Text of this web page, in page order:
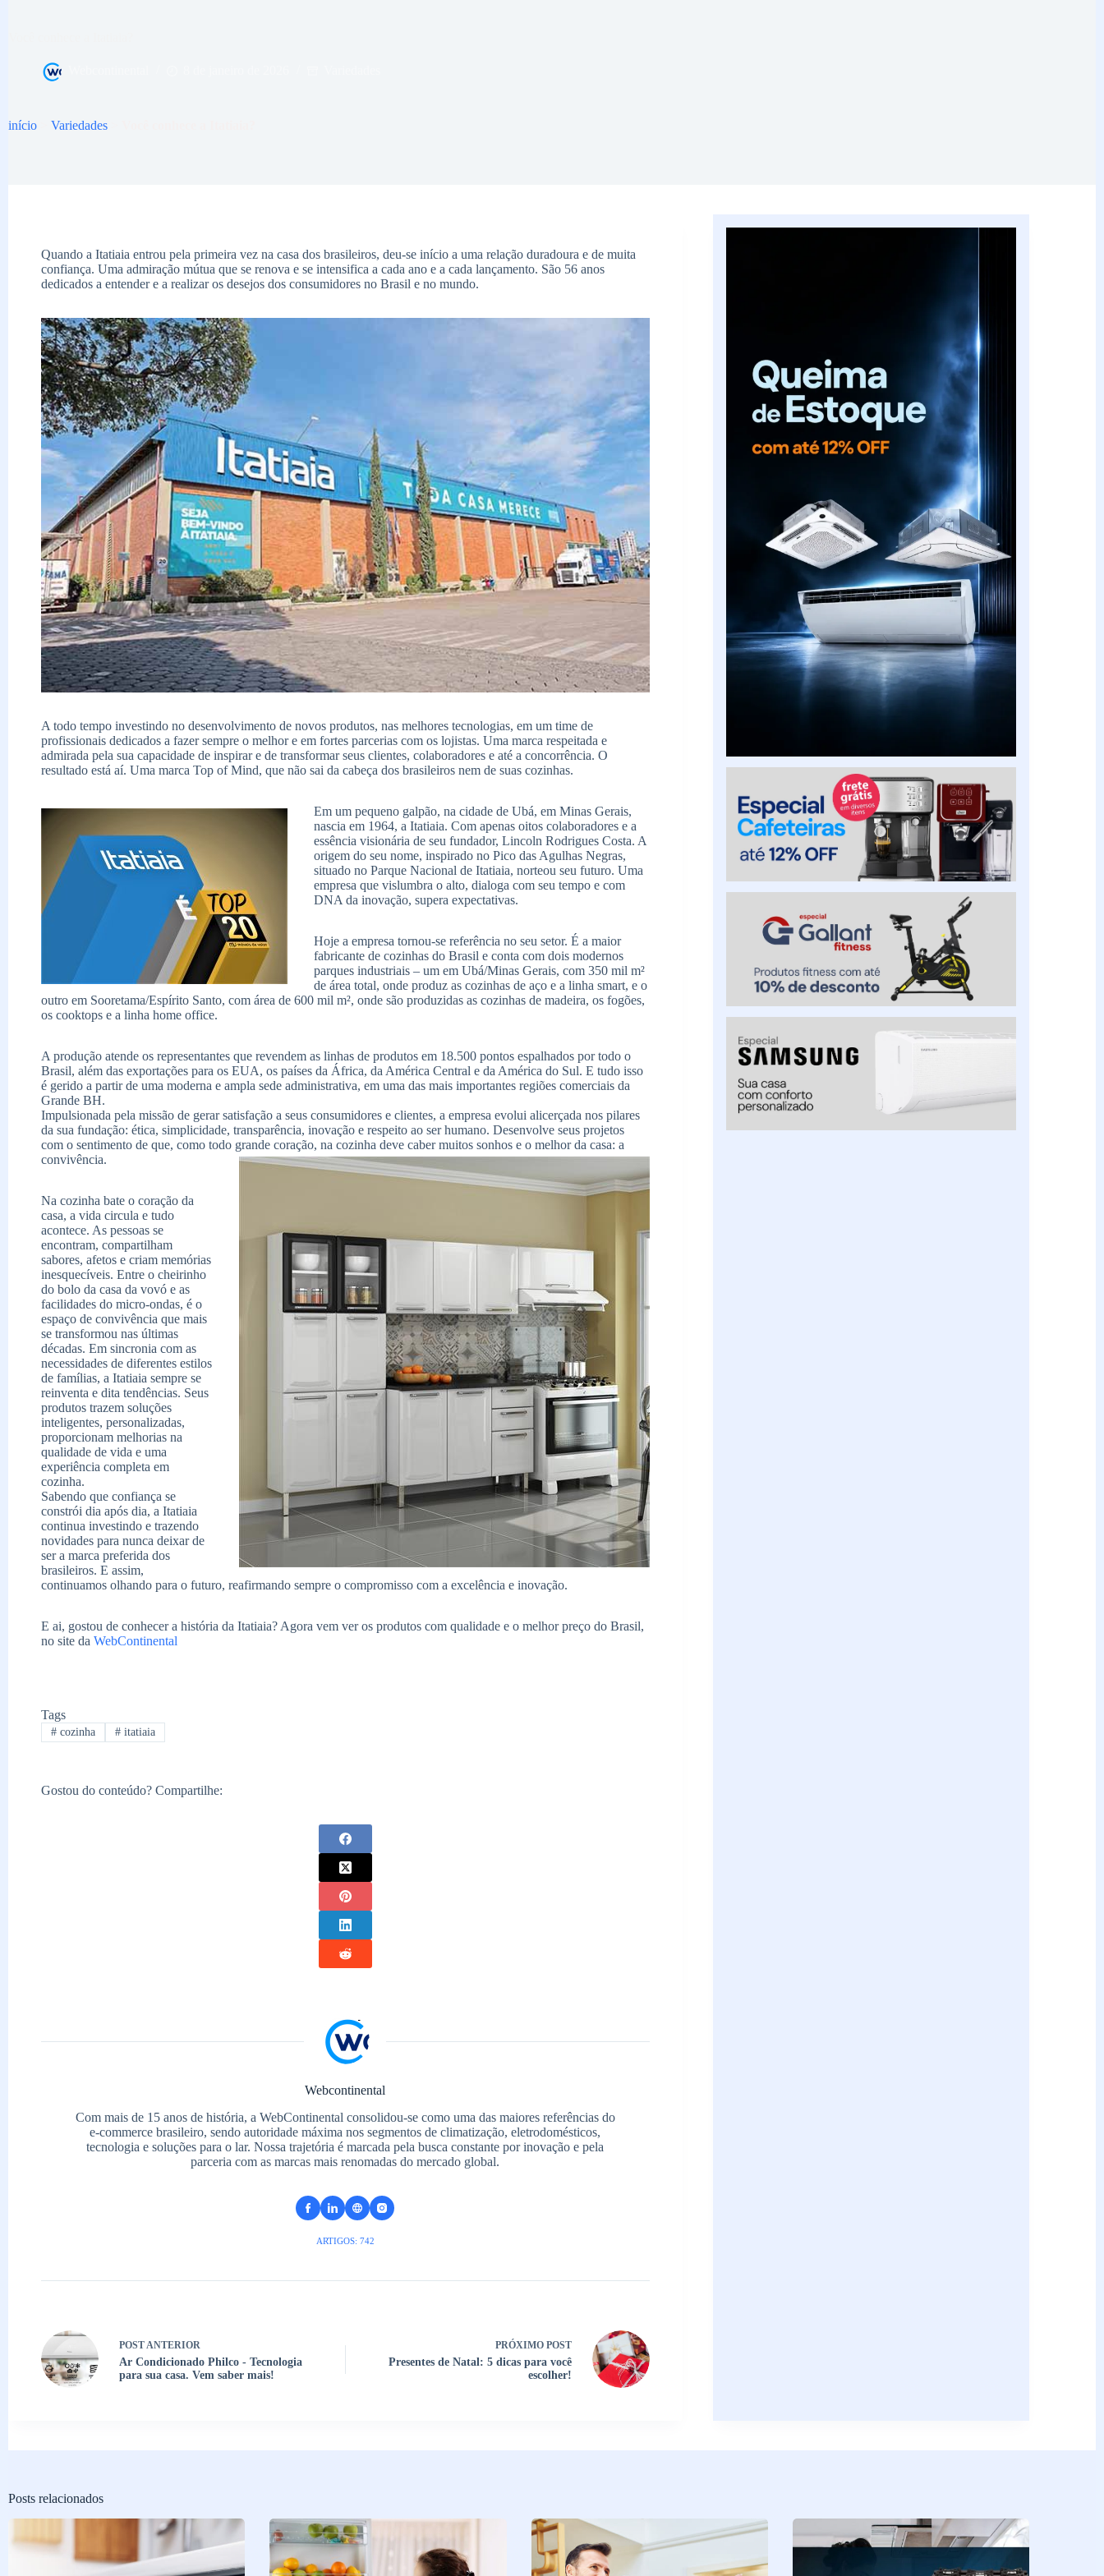
início Variedades
Quando a Itatiaia entrou pela primeira vez na casa dos brasileiros, deu-se início a uma relação duradoura e de muita
confiança. Uma admiração mútua que se renova e se intensifica a cada ano e a cada lançamento. São 56 anos
dedicados a entender e a realizar os desejos dos consumidores no Brasil e no mundo.
A todo tempo investindo no desenvolvimento de novos produtos, nas melhores tecnologias, em um time de
profissionais dedicados a fazer sempre o melhor e em fortes parcerias com os lojistas. Uma marca respeitada e
admirada pela sua capacidade de inspirar e de transformar seus clientes, colaboradores e até a concorrência. O
resultado está aí. Uma marca Top of Mind, que não sai da cabeça dos brasileiros nem de suas cozinhas.
Em um pequeno galpão, na cidade de Ubá, em Minas Gerais,
nascia em 1964, a Itatiaia. Com apenas oitos colaboradores e a
essência visionária de seu fundador, Lincoln Rodrigues Costa. A
origem do seu nome, inspirado no Pico das Agulhas Negras,
situado no Parque Nacional de Itatiaia, norteou seu futuro. Uma
empresa que vislumbra o alto, dialoga com seu tempo e com
DNA da inovação, supera expectativas.
Hoje a empresa tornou-se referência no seu setor. É a maior
fabricante de cozinhas do Brasil e conta com dois modernos
parques industriais – um em Ubá/Minas Gerais, com 350 mil m²
de área total, onde produz as cozinhas de aço e a linha smart, e o
outro em Sooretama/Espírito Santo, com área de 600 mil m², onde são produzidas as cozinhas de madeira, os fogões,
os cooktops e a linha home office.
A produção atende os representantes que revendem as linhas de produtos em 18.500 pontos espalhados por todo o
Brasil, além das exportações para os EUA, os países da África, da América Central e da América do Sul. E tudo isso
é gerido a partir de uma moderna e ampla sede administrativa, em uma das mais importantes regiões comerciais da
Grande BH.
Impulsionada pela missão de gerar satisfação a seus consumidores e clientes, a empresa evolui alicerçada nos pilares
da sua fundação: ética, simplicidade, transparência, inovação e respeito ao ser humano. Desenvolve seus projetos
com o sentimento de que, como todo grande coração, na cozinha deve caber muitos sonhos e o melhor da casa: a
convivência.
Na cozinha bate o coração da
casa, a vida circula e tudo
acontece. As pessoas se
encontram, compartilham
sabores, afetos e criam memórias
inesquecíveis. Entre o cheirinho
do bolo da casa da vovó e as
facilidades do micro-ondas, é o
espaço de convivência que mais
se transformou nas últimas
décadas. Em sincronia com as
necessidades de diferentes estilos
de famílias, a Itatiaia sempre se
reinventa e dita tendências. Seus
produtos trazem soluções
inteligentes, personalizadas,
proporcionam melhorias na
qualidade de vida e uma
experiência completa em
cozinha.
Sabendo que confiança se
constrói dia após dia, a Itatiaia
continua investindo e trazendo
novidades para nunca deixar de
ser a marca preferida dos
brasileiros. E assim,
continuamos olhando para o futuro, reafirmando sempre o compromisso com a excelência e inovação.
E ai, gostou de conhecer a história da Itatiaia? Agora vem ver os produtos com qualidade e o melhor preço do Brasil,
no site da WebContinental
Tags
#cozinha #itatiaia
Gostou do conteúdo? Compartilhe:
Webcontinental
Com mais de 15 anos de história, a WebContinental consolidou-se como uma das maiores referências do
e-commerce brasileiro, sendo autoridade máxima nos segmentos de climatização, eletrodomésticos,
tecnologia e soluções para o lar. Nossa trajetória é marcada pela busca constante por inovação e pela
parceria com as marcas mais renomadas do mercado global.
ARTIGOS: 742
POST ANTERIOR
Ar Condicionado Philco - Tecnologia
para sua casa. Vem saber mais!
PRÓXIMO POST
Presentes de Natal: 5 dicas para você
escolher!
Posts relacionados